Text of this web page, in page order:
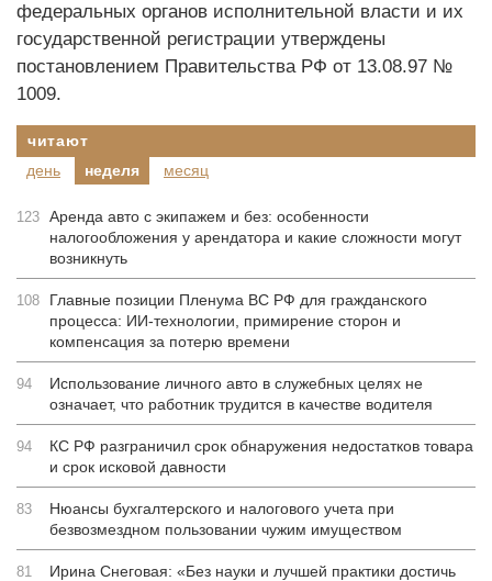
федеральных органов исполнительной власти и их
государственной регистрации утверждены
постановлением Правительства РФ от 13.08.97 №
1009.
читают
день
неделя месяц
123 Аренда авто с экипажем и без: особенности
налогообложения у арендатора и какие сложности могут
возникнуть
108
Главные позиции Пленума ВС РФ для гражданского
процесса: ИИ-технологии, примирение сторон и
компенсация за потерю времени
94
Использование личного авто в служебных целях не
означает, что работник трудится в качестве водителя
94
КС РФ разграничил срок обнаружения недостатков товара
и срок исковой давности
83
Нюансы бухгалтерского и налогового учета при
безвозмездном пользовании чужим имуществом
81
Ирина Снеговая: «Без науки и лучшей практики достичь